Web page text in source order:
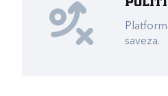
saveza.